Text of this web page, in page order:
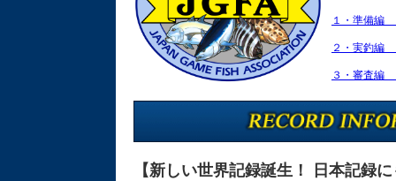
１・準備
２・実釣
３・審査
【新しい世界記録誕生！ 日本記録